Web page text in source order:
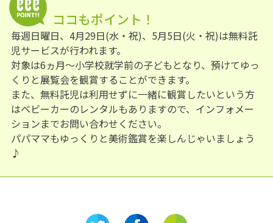
ココもポイント！
毎週日曜日、4月29日(水・祝)、5月5日(火・祝)は無料託
児サービスが行われます。
対象は6ヵ月～小学校就学前の子どもとなり、預けてゆっ
くりと展覧会を観賞することができます。
また、無料託児は利用せずに一緒に観賞したいという方
はベビーカーのレンタルもありますので、インフォメー
ションまでお問い合わせください。
パパママもゆっくりと美術鑑賞を楽しんじゃいましょう
♪